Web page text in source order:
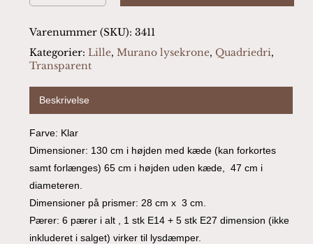
Varenummer (SKU): 3411
Kategorier: Lille, Murano lysekrone, Quadriedri,
Transparent
Beskrivelse
Farve: Klar
Dimensioner: 130 cm i højden med kæde (kan forkortes
samt forlænges) 65 cm i højden uden kæde, 47 cm i
diameteren.
Dimensioner på prismer: 28 cm x 3 cm.
Pærer: 6 pærer i alt , 1 stk E14 + 5 stk E27 dimension (ikke
inkluderet i salget) virker til lysdæmper.